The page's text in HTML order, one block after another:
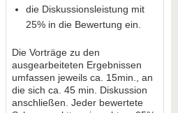
die Diskussionsleistung mit
25% in die Bewertung ein.
Die Vorträge zu den
ausgearbeiteten Ergebnissen
umfassen jeweils ca. 15min., an
die sich ca. 45 min. Diskussion
anschließen. Jeder bewertete